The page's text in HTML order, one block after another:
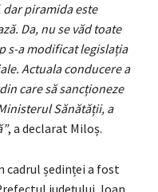
dar piramida este
Da, nu se văd toate
s-a modificat legislația
Actuala conducere a
care să sancționeze
Sănătății, a
, a declarat Miloș.
cadrul ședinței a fost